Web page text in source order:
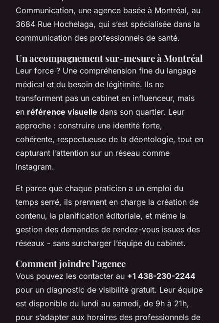
Communication, une agence basée à Montréal, au
3684 Rue Hochelaga, qui s’est spécialisée dans la
communication des professionnels de santé.
Un accompagnement sur-mesure à Montréal
Leur force ? Une compréhension fine du langage
médical et du besoin de légitimité. Ils ne
transforment pas un cabinet en influenceur, mais
en référence visuelle dans son quartier. Leur
approche : construire une identité forte,
cohérente, respectueuse de la déontologie, tout en
capturant l’attention sur un réseau comme
Instagram.
Et parce que chaque praticien a un emploi du
temps serré, ils prennent en charge la création de
contenu, la planification éditoriale, et même la
gestion des demandes de rendez-vous issues des
réseaux - sans surcharger l’équipe du cabinet.
Comment joindre l’agence
Vous pouvez les contacter au +1 438-230-2244
pour un diagnostic de visibilité gratuit. Leur équipe
est disponible du lundi au samedi, de 9h à 21h,
pour s’adapter aux horaires des professionnels de